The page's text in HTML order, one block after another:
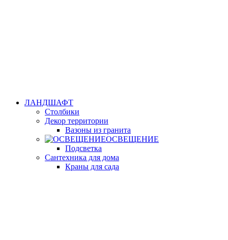
ЛАНДШАФТ
Столбики
Декор территории
Вазоны из гранита
ОСВЕЩЕНИЕ
Подсветка
Сантехника для дома
Краны для сада